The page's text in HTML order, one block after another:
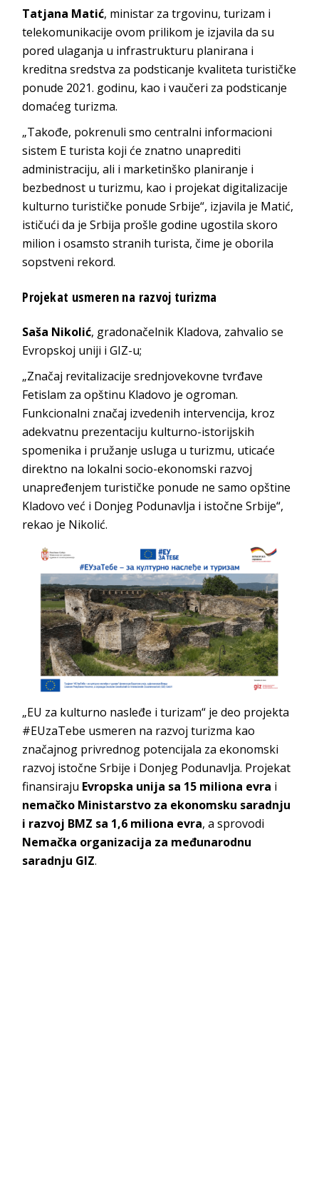
Tatjana Matić, ministar za trgovinu, turizam i
telekomunikacije ovom prilikom je izjavila da su
pored ulaganja u infrastrukturu planirana i
kreditna sredstva za podsticanje kvaliteta turističke
ponude 2021. godinu, kao i vaučeri za podsticanje
domaćeg turizma.
„Takođe, pokrenuli smo centralni informacioni
sistem E turista koji će znatno unaprediti
administraciju, ali i marketinško planiranje i
bezbednost u turizmu, kao i projekat digitalizacije
kulturno turističke ponude Srbije“, izjavila je Matić,
ističući da je Srbija prošle godine ugostila skoro
milion i osamsto stranih turista, čime je oborila
sopstveni rekord.
Projekat usmeren na razvoj turizma
Saša Nikolić, gradonačelnik Kladova, zahvalio se
Evropskoj uniji i GIZ-u;
„Značaj revitalizacije srednjovekovne tvrđave
Fetislam za opštinu Kladovo je ogroman.
Funkcionalni značaj izvedenih intervencija, kroz
adekvatnu prezentaciju kulturno-istorijskih
spomenika i pružanje usluga u turizmu, uticaće
direktno na lokalni socio-ekonomski razvoj
unapređenjem turističke ponude ne samo opštine
Kladovo već i Donjeg Podunavlja i istočne Srbije“,
rekao je Nikolić.
„EU za kulturno nasleđe i turizam“ je deo projekta
#EUzaTebe usmeren na razvoj turizma kao
značajnog privrednog potencijala za ekonomski
razvoj istočne Srbije i Donjeg Podunavlja. Projekat
finansiraju Evropska unija sa 15 miliona evra i
nemačko Ministarstvo za ekonomsku saradnju
i razvoj BMZ sa 1,6 miliona evra, a sprovodi
Nemačka organizacija za međunarodnu
saradnju GIZ.